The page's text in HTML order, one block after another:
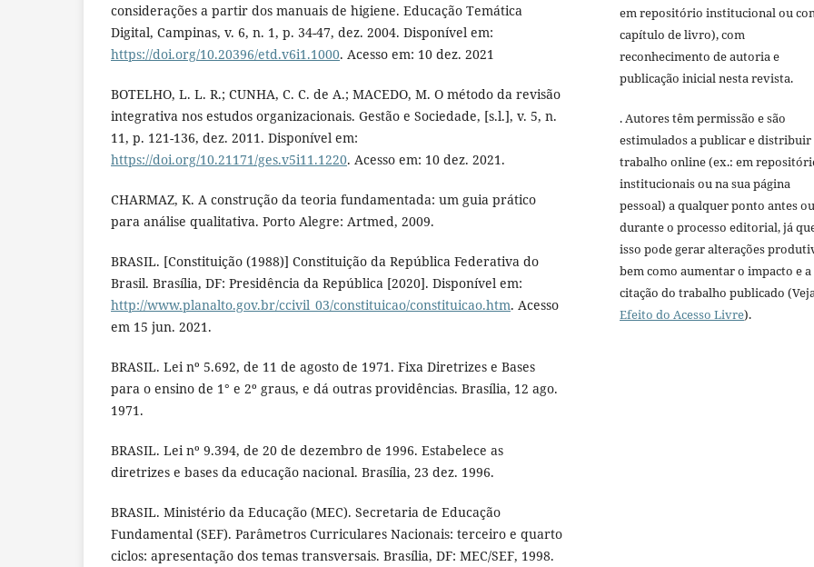
considerações a partir dos manuais de higiene. Educação Temática
Digital, Campinas, v. 6, n. 1, p. 34-47, dez. 2004. Disponível em:
https://doi.org/10.20396/etd.v6i1.1000. Acesso em: 10 dez. 2021
BOTELHO, L. L. R.; CUNHA, C. C. de A.; MACEDO, M. O método da revisão
integrativa nos estudos organizacionais. Gestão e Sociedade, [s.l.], v. 5, n.
11, p. 121-136, dez. 2011. Disponível em:
https://doi.org/10.21171/ges.v5i11.1220. Acesso em: 10 dez. 2021.
CHARMAZ, K. A construção da teoria fundamentada: um guia prático
para análise qualitativa. Porto Alegre: Artmed, 2009.
BRASIL. [Constituição (1988)] Constituição da República Federativa do
Brasil. Brasília, DF: Presidência da República [2020]. Disponível em:
http://www.planalto.gov.br/ccivil_03/constituicao/constituicao.htm. Acesso
em 15 jun. 2021.
BRASIL. Lei nº 5.692, de 11 de agosto de 1971. Fixa Diretrizes e Bases
para o ensino de 1° e 2º graus, e dá outras providências. Brasília, 12 ago.
1971.
BRASIL. Lei nº 9.394, de 20 de dezembro de 1996. Estabelece as
diretrizes e bases da educação nacional. Brasília, 23 dez. 1996.
BRASIL. Ministério da Educação (MEC). Secretaria de Educação
Fundamental (SEF). Parâmetros Curriculares Nacionais: terceiro e quarto
ciclos: apresentação dos temas transversais. Brasília, DF: MEC/SEF, 1998.
em repositório institucional ou
capítulo de livro), com
reconhecimento de autoria e
publicação inicial nesta revista.
. Autores têm permissão e são
estimulados a publicar e distribuir
trabalho online (ex.: em
institucionais ou na sua página
pessoal) a qualquer ponto antes ou
durante o processo editorial, já
isso pode gerar alterações
bem como aumentar o impacto e a
citação do trabalho publicado
Efeito do Acesso Livre).